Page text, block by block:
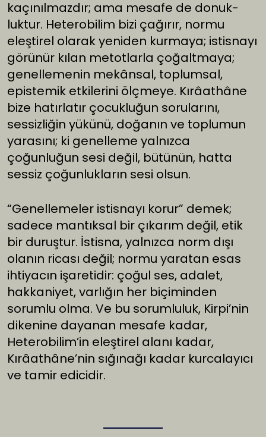
kaçınılmazdır; ama mesafe de donuk­
luktur. Heterobilim bizi çağırır, normu
eleştirel olarak yeniden kurmaya; istisnayı
görünür kılan metotlarla çoğaltmaya;
genellemenin mekânsal, toplumsal,
epistemik etkilerini ölçmeye. Kırâathâne
bize hatırlatır çocukluğun sorularını,
sessizliğin yükünü, doğanın ve toplumun
yarasını; ki genelleme yalnızca
çoğunluğun sesi değil, bütünün, hatta
sessiz çoğunlukların sesi olsun.
“Genellemeler istisnayı korur” demek;
sadece mantıksal bir çıkarım değil, etik
bir duruştur. İstisna, yalnızca norm dışı
olanın ricası değil; normu yaratan esas
ihtiyacın işaretidir: çoğul ses, adalet,
hakkaniyet, varlığın her biçiminden
sorumlu olma. Ve bu sorumluluk, Kirpi’nin
dikenine dayanan mesafe kadar,
Heterobilim’in eleştirel alanı kadar,
Kırâathâne’nin sığınağı kadar kurcalayıcı
ve tamir edicidir.